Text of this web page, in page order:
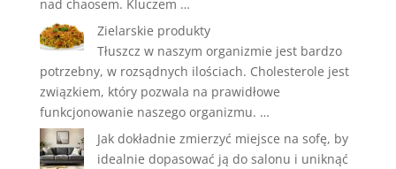
nad chaosem. Kluczem …
Zielarskie produkty
Tłuszcz w naszym organizmie jest bardzo
potrzebny, w rozsądnych ilościach. Cholesterole jest
związkiem, który pozwala na prawidłowe
funkcjonowanie naszego organizmu. …
Jak dokładnie zmierzyć miejsce na sofę, by
idealnie dopasować ją do salonu i uniknąć